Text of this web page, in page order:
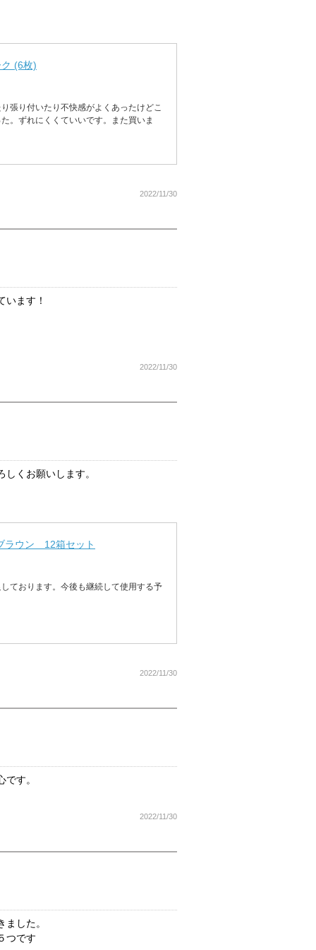
(6枚)
張り付いたり不快感がよくあったけどこ
。ずれにくくていいです。また買いま
2022/11/30
います！
2022/11/30
くお願いします。
ラウン 12箱セット
ております。今後も継続して使用する予
2022/11/30
す。
2022/11/30
した。
つです